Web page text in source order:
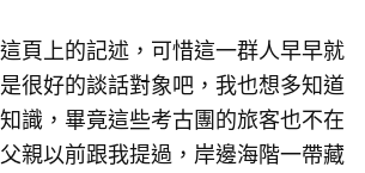
上的記述，可惜這一群人早早就
很好的談話對象吧，我也想多知道
識，畢竟這些考古團的旅客也不在
親以前跟我提過，岸邊海階一帶藏